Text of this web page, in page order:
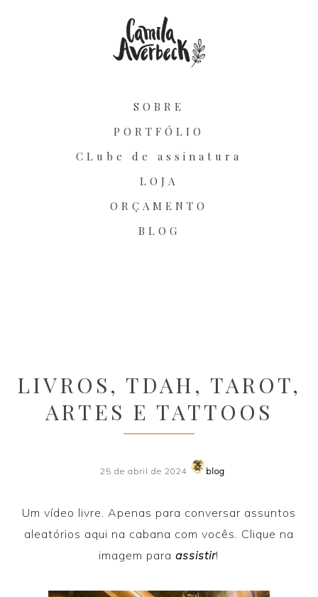
SOBRE
PORTFÓLIO
CLube de assinatura
LOJA
ORÇAMENTO
BLOG
LIVROS, TDAH, TAROT,
ARTES E TATTOOS
25 de abril de 2024 blog
Um vídeo livre. Apenas para conversar assuntos
aleatórios aqui na cabana com vocês. Clique na
imagem paraassistir!